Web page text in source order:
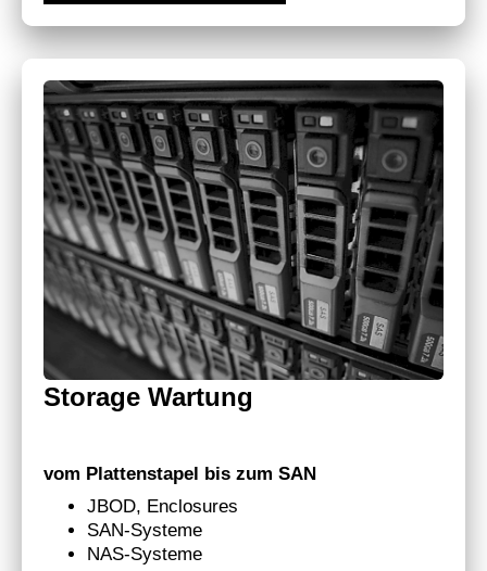
Storage Wartung
vom Plattenstapel bis zum SAN
JBOD, Enclosures
SAN-Systeme
NAS-Systeme